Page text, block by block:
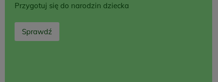
Przygotuj się do narodzin dziecka
Sprawdź